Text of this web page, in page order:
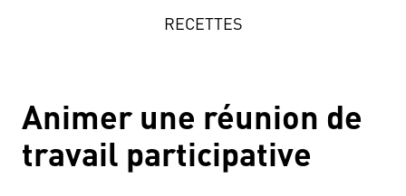
RECETTES
Animer une réunion de
travail participative